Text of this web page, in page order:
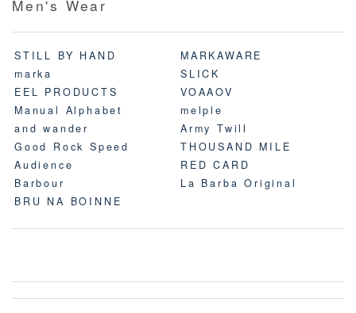
Men's Wear
STILL BY HAND
MARKAWARE
marka
SLICK
EEL PRODUCTS
VOAAOV
Manual Alphabet
melple
and wander
Army Twill
Good Rock Speed
THOUSAND MILE
Audience
RED CARD
Barbour
La Barba Original
BRU NA BOINNE